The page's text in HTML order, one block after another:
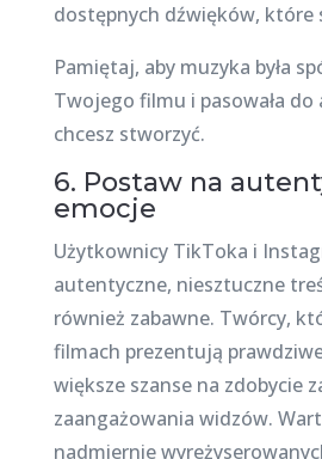
dostępnych dźwięków, które
Pamiętaj, aby muzyka była
Twojego filmu i pasowała
chcesz stworzyć.
6. Postaw na
emocje
Użytkownicy TikToka i
autentyczne, niesztuczne
również zabawne. Twórcy,
filmach prezentują
większe szanse na zdobycie
zaangażowania widzów.
nadmiernie